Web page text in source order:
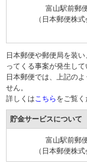
富山駅前郵
（日本郵便株式
日本郵便や郵便局を装
ってくる事案が発生して
日本郵便では、上記の
せん。
詳しくは こちらをご覧く
貯金サービスについて
富山駅前郵
（日本郵便株式